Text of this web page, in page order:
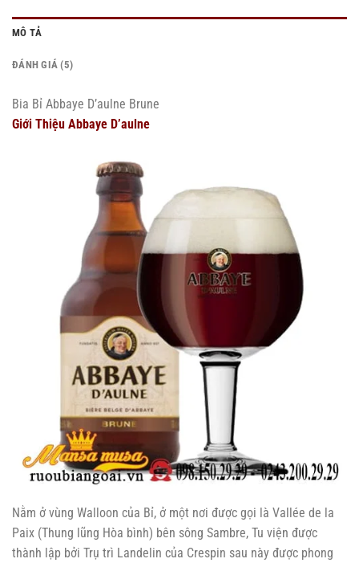
MÔ TẢ
ĐÁNH GIÁ (5)
Bia Bỉ Abbaye D’aulne Brune
Giới Thiệu Abbaye D’aulne
Nằm ở vùng Walloon của Bỉ, ở một nơi được gọi là Vallée de la
Paix (Thung lũng Hòa bình) bên sông Sambre, Tu viện được
thành lập bởi Trụ trì Landelin của Crespin sau này được phong